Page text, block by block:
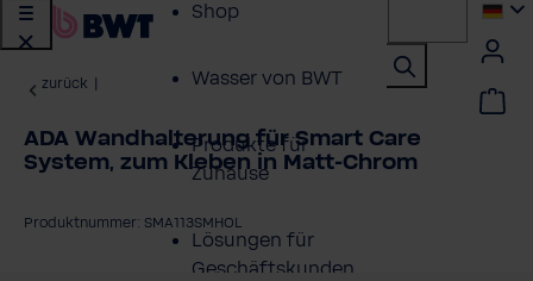
Shop
Wasser von BWT
Produkte für
Zuhause
Lösungen für
Geschäftskunden
zurück
ADA Wandhalterung für Smart Care
System, zum Kleben in Matt-Chrom
Produktnummer: SMA113SMHOL